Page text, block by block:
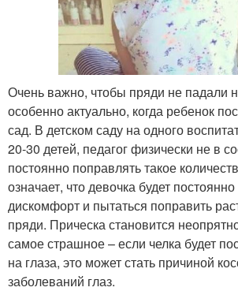
Очень важно, чтобы пряди не падали
особенно актуально, когда ребенок
сад. В детском саду на одного
20-30 детей, педагог физически не в
постоянно поправлять такое
означает, что девочка будет
дискомфорт и пытаться поправить
пряди. Прическа становится
самое страшное – если челка будет
на глаза, это может стать причиной
заболеваний глаз.